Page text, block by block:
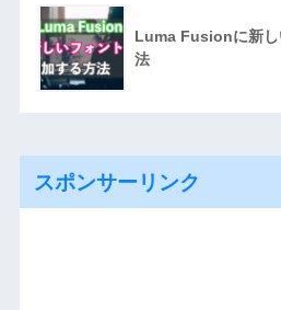
Luma Fusionに新し
法
スポンサーリンク